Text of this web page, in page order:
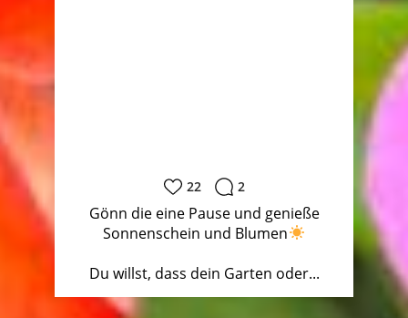
22 2
Gönn die eine Pause und genieße
Sonnenschein und Blumen
Du willst, dass dein Garten oder...